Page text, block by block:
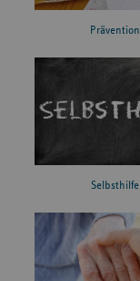
Prävention
Selbsthilfe